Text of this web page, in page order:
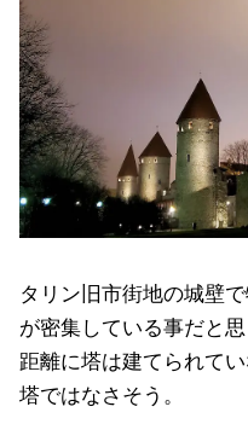
タリン旧市街地の城壁
が密集している事だと
距離に塔は建てられて
塔ではなさそう。